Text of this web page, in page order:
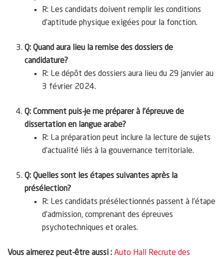
R: Les candidats doivent remplir les conditions
d’aptitude physique exigées pour la fonction.
Q: Quand aura lieu la remise des dossiers de
candidature?
R: Le dépôt des dossiers aura lieu du 29 janvier au
3 février 2024.
Q: Comment puis-je me préparer à l’épreuve de
dissertation en langue arabe?
R: La préparation peut inclure la lecture de sujets
d’actualité liés à la gouvernance territoriale.
Q: Quelles sont les étapes suivantes après la
présélection?
R: Les candidats présélectionnés passent à l’étape
d’admission, comprenant des épreuves
psychotechniques et orales.
Vous aimerez peut-être aussi : Auto Hall Recrute des